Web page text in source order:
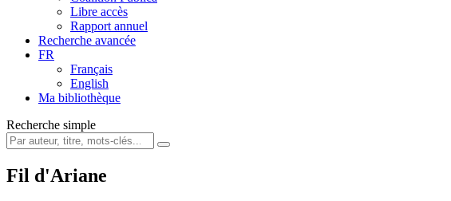
Libre accès
Rapport annuel
Recherche avancée
FR
Français
English
Ma bibliothèque
Recherche simple
Fil d'Ariane